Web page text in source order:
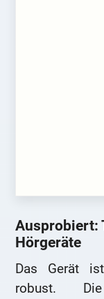
Ausprobiert:
Hörgeräte
Das Gerät
robust.